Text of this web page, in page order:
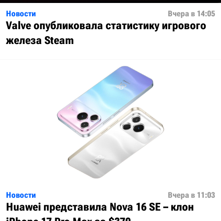
Новости Вчера в 14:05
Valve опубликовала статистику игрового
железа Steam
Новости Вчера в 11:03
Huawei представила Nova 16 SE – клон